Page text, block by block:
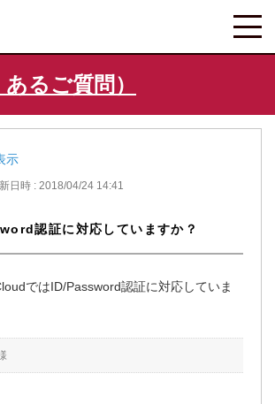
るご質問）
示
日時 : 2018/04/24 14:41
認証に対応していますか？
ではID/Password認証に対応していま